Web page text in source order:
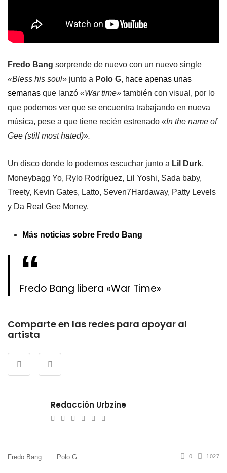
Fredo Bang sorprende de nuevo con un nuevo single
«Bless his soul» junto a Polo G, hace apenas unas
semanas que lanzó «War time» también con visual, por lo
que podemos ver que se encuentra trabajando en nueva
música, pese a que tiene recién estrenado «In the name of
Gee (still most hated)».
Un disco donde lo podemos escuchar junto a Lil Durk,
Moneybagg Yo, Rylo Rodríguez, Lil Yoshi, Sada baby,
Treety, Kevin Gates, Latto, Seven7Hardaway, Patty Levels
y Da Real Gee Money.
Más noticias sobre Fredo Bang
Fredo Bang libera «War Time»
Comparte en las redes para apoyar al
artista
Redacción Urbzine
WebsiteTwitterFacebook
Youtube
Fredo Bang Polo G 0 1027